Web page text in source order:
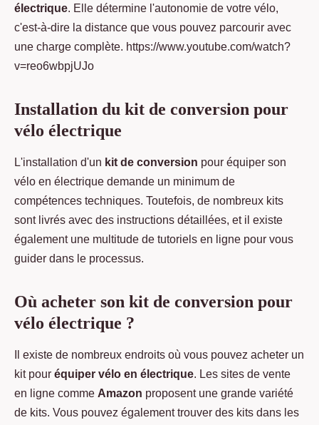
électrique. Elle détermine l'autonomie de votre vélo,
c'est-à-dire la distance que vous pouvez parcourir avec
une charge complète. https://www.youtube.com/watch?
v=reo6wbpjUJo
Installation du kit de conversion pour
vélo électrique
L'installation d'un kit de conversion pour équiper son
vélo en électrique demande un minimum de
compétences techniques. Toutefois, de nombreux kits
sont livrés avec des instructions détaillées, et il existe
également une multitude de tutoriels en ligne pour vous
guider dans le processus.
Où acheter son kit de conversion pour
vélo électrique ?
Il existe de nombreux endroits où vous pouvez acheter un
kit pour équiper vélo en électrique. Les sites de vente
en ligne comme Amazon proposent une grande variété
de kits. Vous pouvez également trouver des kits dans les